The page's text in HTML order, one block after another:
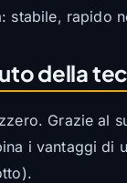
rapido
della
Grazie al
i vantaggi